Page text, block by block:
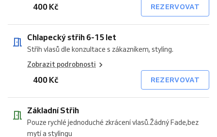
400 Kč REZERVOVAT
Chlapecký střih 6-15 let
Střih vlasů dle konzultace s zákazníkem, styling.
Zobrazit podrobnosti
400 Kč REZERVOVAT
Základní Střih
Pouze rychlé jednoduché zkrácení vlasů.Žádný Fade,bez
mytí a stylingu